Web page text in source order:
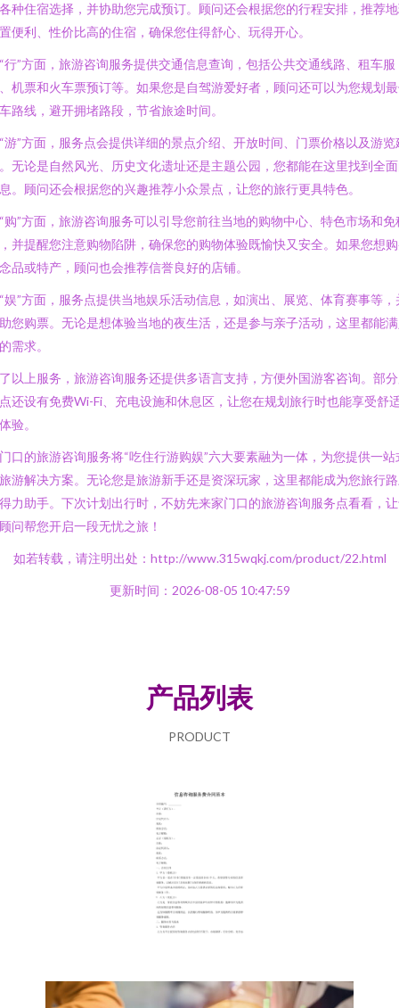
种住宿选择，并协助您完成预订。顾问还会根据您的行程安排，推荐
便利、性价比高的住宿，确保您住得舒心、玩得开心。
行”方面，旅游咨询服务提供交通信息查询，包括公共交通线路、租车服
机票和火车票预订等。如果您是自驾游爱好者，顾问还可以为您规划
路线，避开拥堵路段，节省旅途时间。
游”方面，服务点会提供详细的景点介绍、开放时间、门票价格以及游览
无论是自然风光、历史文化遗址还是主题公园，您都能在这里找到全
。顾问还会根据您的兴趣推荐小众景点，让您的旅行更具特色。
购”方面，旅游咨询服务可以引导您前往当地的购物中心、特色市场和免
并提醒您注意购物陷阱，确保您的购物体验既愉快又安全。如果您想
品或特产，顾问也会推荐信誉良好的店铺。
娱”方面，服务点提供当地娱乐活动信息，如演出、展览、体育赛事等，
您购票。无论是想体验当地的夜生活，还是参与亲子活动，这里都能
需求。
以上服务，旅游咨询服务还提供多语言支持，方便外国游客咨询。部
还设有免费Wi-Fi、充电设施和休息区，让您在规划旅行时也能享受舒
验。
口的旅游咨询服务将“吃住行游购娱”六大要素融为一体，为您提供一站
游解决方案。无论您是旅游新手还是资深玩家，这里都能成为您旅行
力助手。下次计划出行时，不妨先来家门口的旅游咨询服务点看看，
问帮您开启一段无忧之旅！
如若转载，请注明出处：http://www.315wqkj.com/product/22.html
更新时间：2026-08-05 10:47:59
产品列表
PRODUCT